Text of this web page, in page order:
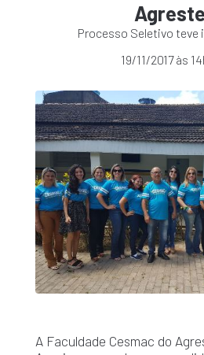
Agreste
Processo Seletivo teve
19/11/2017 às
A Faculdade Cesmac do